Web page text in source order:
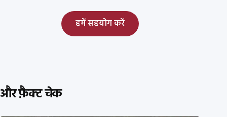
हमें सहयोग करें
और फ़ैक्ट चेक